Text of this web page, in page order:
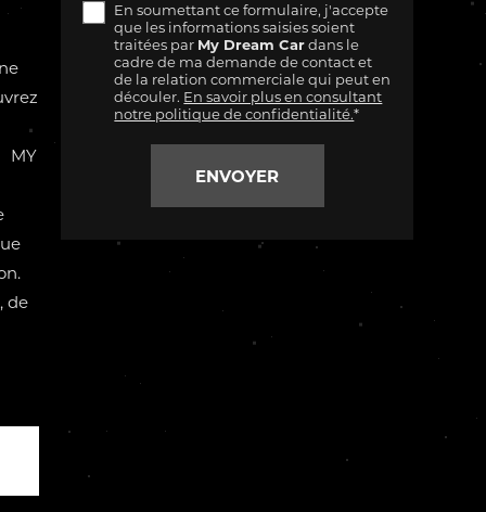
MY
de
En soumettant ce formulaire, j'accepte
que les informations saisies soient
traitées par My Dream Cardans le
cadre de ma demande de contact et
de la relation commerciale qui peut en
découler. En savoir plus en consultant
notre politique de confidentialité.*